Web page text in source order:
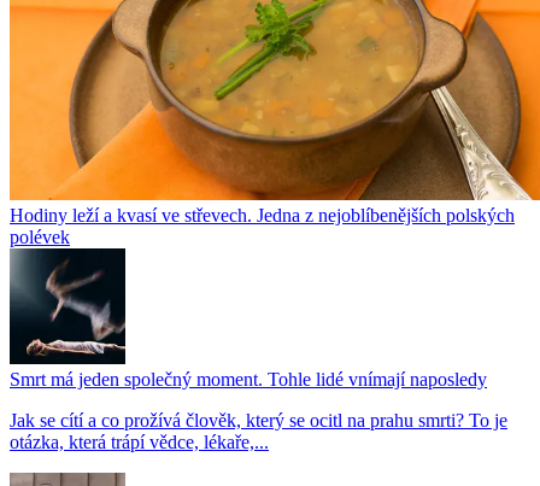
Hodiny leží a kvasí ve střevech. Jedna z nejoblíbenějších polských
polévek
Smrt má jeden společný moment. Tohle lidé vnímají naposledy
Jak se cítí a co prožívá člověk, který se ocitl na prahu smrti? To je
otázka, která trápí vědce, lékaře,...